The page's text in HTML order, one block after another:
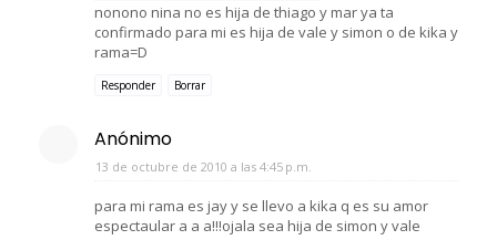
nonono nina no es hija de thiago y mar ya ta
confirmado para mi es hija de vale y simon o de kika y
rama=D
Responder Borrar
Anónimo
13 de octubre de 2010 a las 4:45 p.m.
para mi rama es jay y se llevo a kika q es su amor
espectaular a a a!!!ojala sea hija de simon y vale